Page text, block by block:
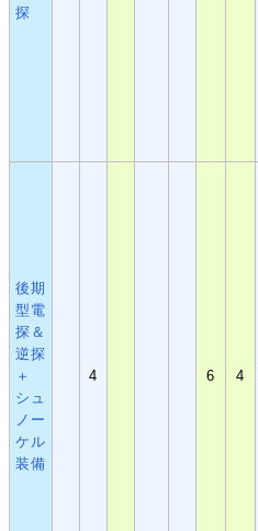
探
後期
型電
探＆
逆探
＋
シュ
ノー
ケル
装備
4 6 4